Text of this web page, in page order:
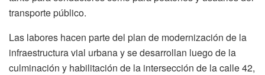
transporte público.
Las labores hacen parte del plan de modernización de la
infraestructura vial urbana y se desarrollan luego de la
culminación y habilitación de la intersección de la calle 42,